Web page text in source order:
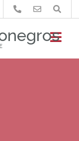
Buscar